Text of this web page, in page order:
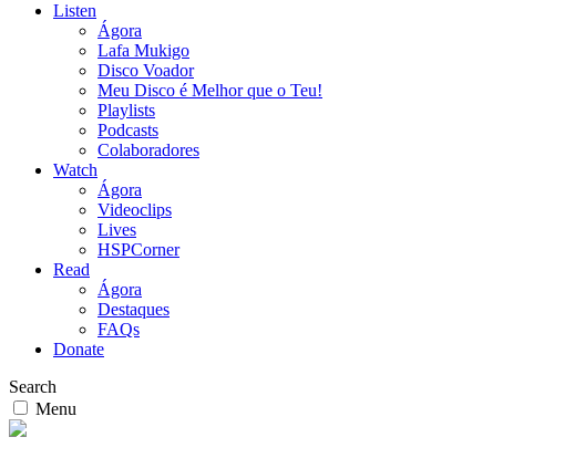
Listen
Ágora
Lafa Mukigo
Disco Voador
Meu Disco é Melhor que o Teu!
Playlists
Podcasts
Colaboradores
Watch
Ágora
Videoclips
Lives
HSPCorner
Read
Ágora
Destaques
FAQs
Donate
Search
Menu